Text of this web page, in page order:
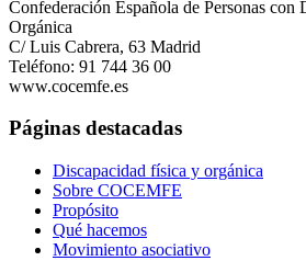
Confederación Española de Personas con
Orgánica
C/ Luis Cabrera, 63 Madrid
Teléfono: 91 744 36 00
www.cocemfe.es
Páginas destacadas
Discapacidad física y orgánica
Sobre COCEMFE
Propósito
Qué hacemos
Movimiento asociativo